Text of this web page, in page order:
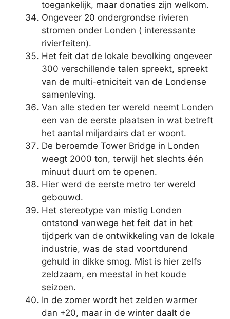
toegankelijk, maar donaties zijn welkom.
Ongeveer 20 ondergrondse rivieren
stromen onder Londen ( interessante
rivierfeiten).
Het feit dat de lokale bevolking ongeveer
300 verschillende talen spreekt, spreekt
van de multi-etniciteit van de Londense
samenleving.
Van alle steden ter wereld neemt Londen
een van de eerste plaatsen in wat betreft
het aantal miljardairs dat er woont.
De beroemde Tower Bridge in Londen
weegt 2000 ton, terwijl het slechts één
minuut duurt om te openen.
Hier werd de eerste metro ter wereld
gebouwd.
Het stereotype van mistig Londen
ontstond vanwege het feit dat in het
tijdperk van de ontwikkeling van de lokale
industrie, was de stad voortdurend
gehuld in dikke smog. Mist is hier zelfs
zeldzaam, en meestal in het koude
seizoen.
In de zomer wordt het zelden warmer
dan +20, maar in de winter daalt de